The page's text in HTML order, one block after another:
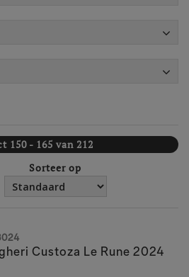
150 - 165 van 212
Sorteer op
Custoza Le Rune 2024